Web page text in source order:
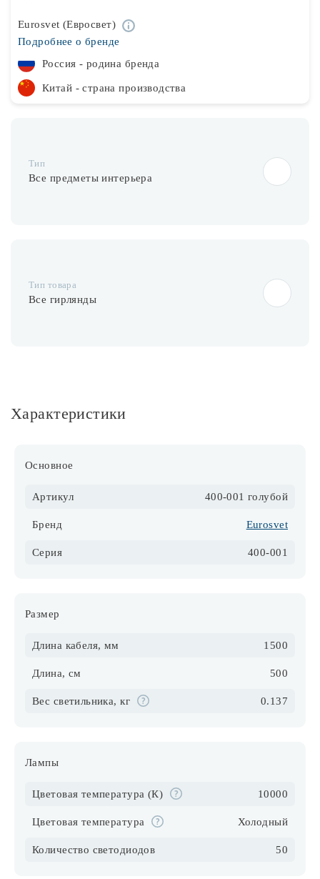
База знаний
Контакты
Eurosvet (Евросвет)
Подробнее о бренде
Россия - родина бренда
Китай - страна производства
Тип
Все предметы интерьера
Тип товара
Все гирлянды
Характеристики
Основное
Артикул 400-001 голубой
Бренд Eurosvet
Серия 400-001
Размер
Длина кабеля, мм 1500
Длина, см 500
Вес светильника, кг 0.137
Лампы
Цветовая температура (К) 10000
Цветовая температура Холодный
Количество светодиодов 50